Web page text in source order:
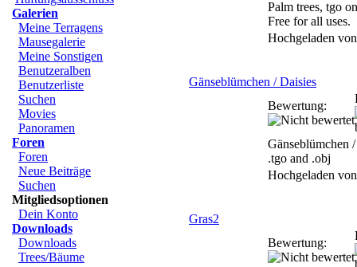
Galerien
Meine Terragens
Mausegalerie
Meine Sonstigen
Benutzeralben
Benutzerliste
Suchen
Movies
Panoramen
Foren
Foren
Neue Beiträge
Suchen
Mitgliedsoptionen
Dein Konto
Downloads
Downloads
Trees/Bäume
Palm trees, tgo
Free for all uses.
Hochgeladen
Gänseblümchen / Daisies
Bewertung:
Gänseblümchen
.tgo and .obj
Hochgeladen
Gras2
Bewertung: